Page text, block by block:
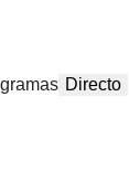
Directo